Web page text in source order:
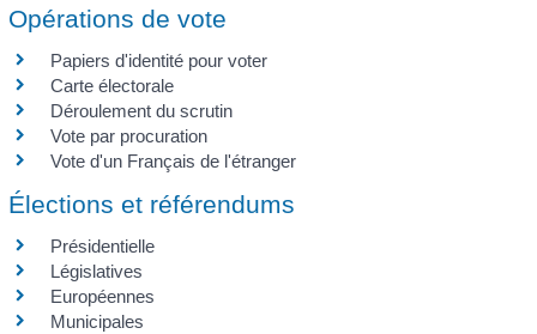
Opérations de vote
Papiers d'identité pour voter
Carte électorale
Déroulement du scrutin
Vote par procuration
Vote d'un Français de l'étranger
Élections et référendums
Présidentielle
Législatives
Européennes
Municipales